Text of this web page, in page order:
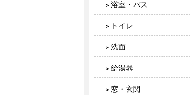
浴室・バス
トイレ
洗面
給湯器
窓・玄関